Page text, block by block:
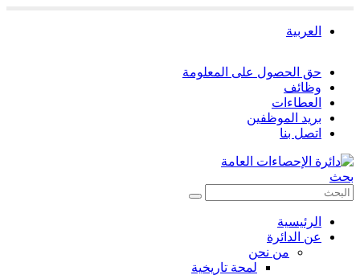
العربية
حق الحصول على المعلومة
وظائف
العطاءات
بريد الموظفين
اتصل بنا
بحث
الرئيسية
عن الدائرة
من نحن
لمحة تاريخية